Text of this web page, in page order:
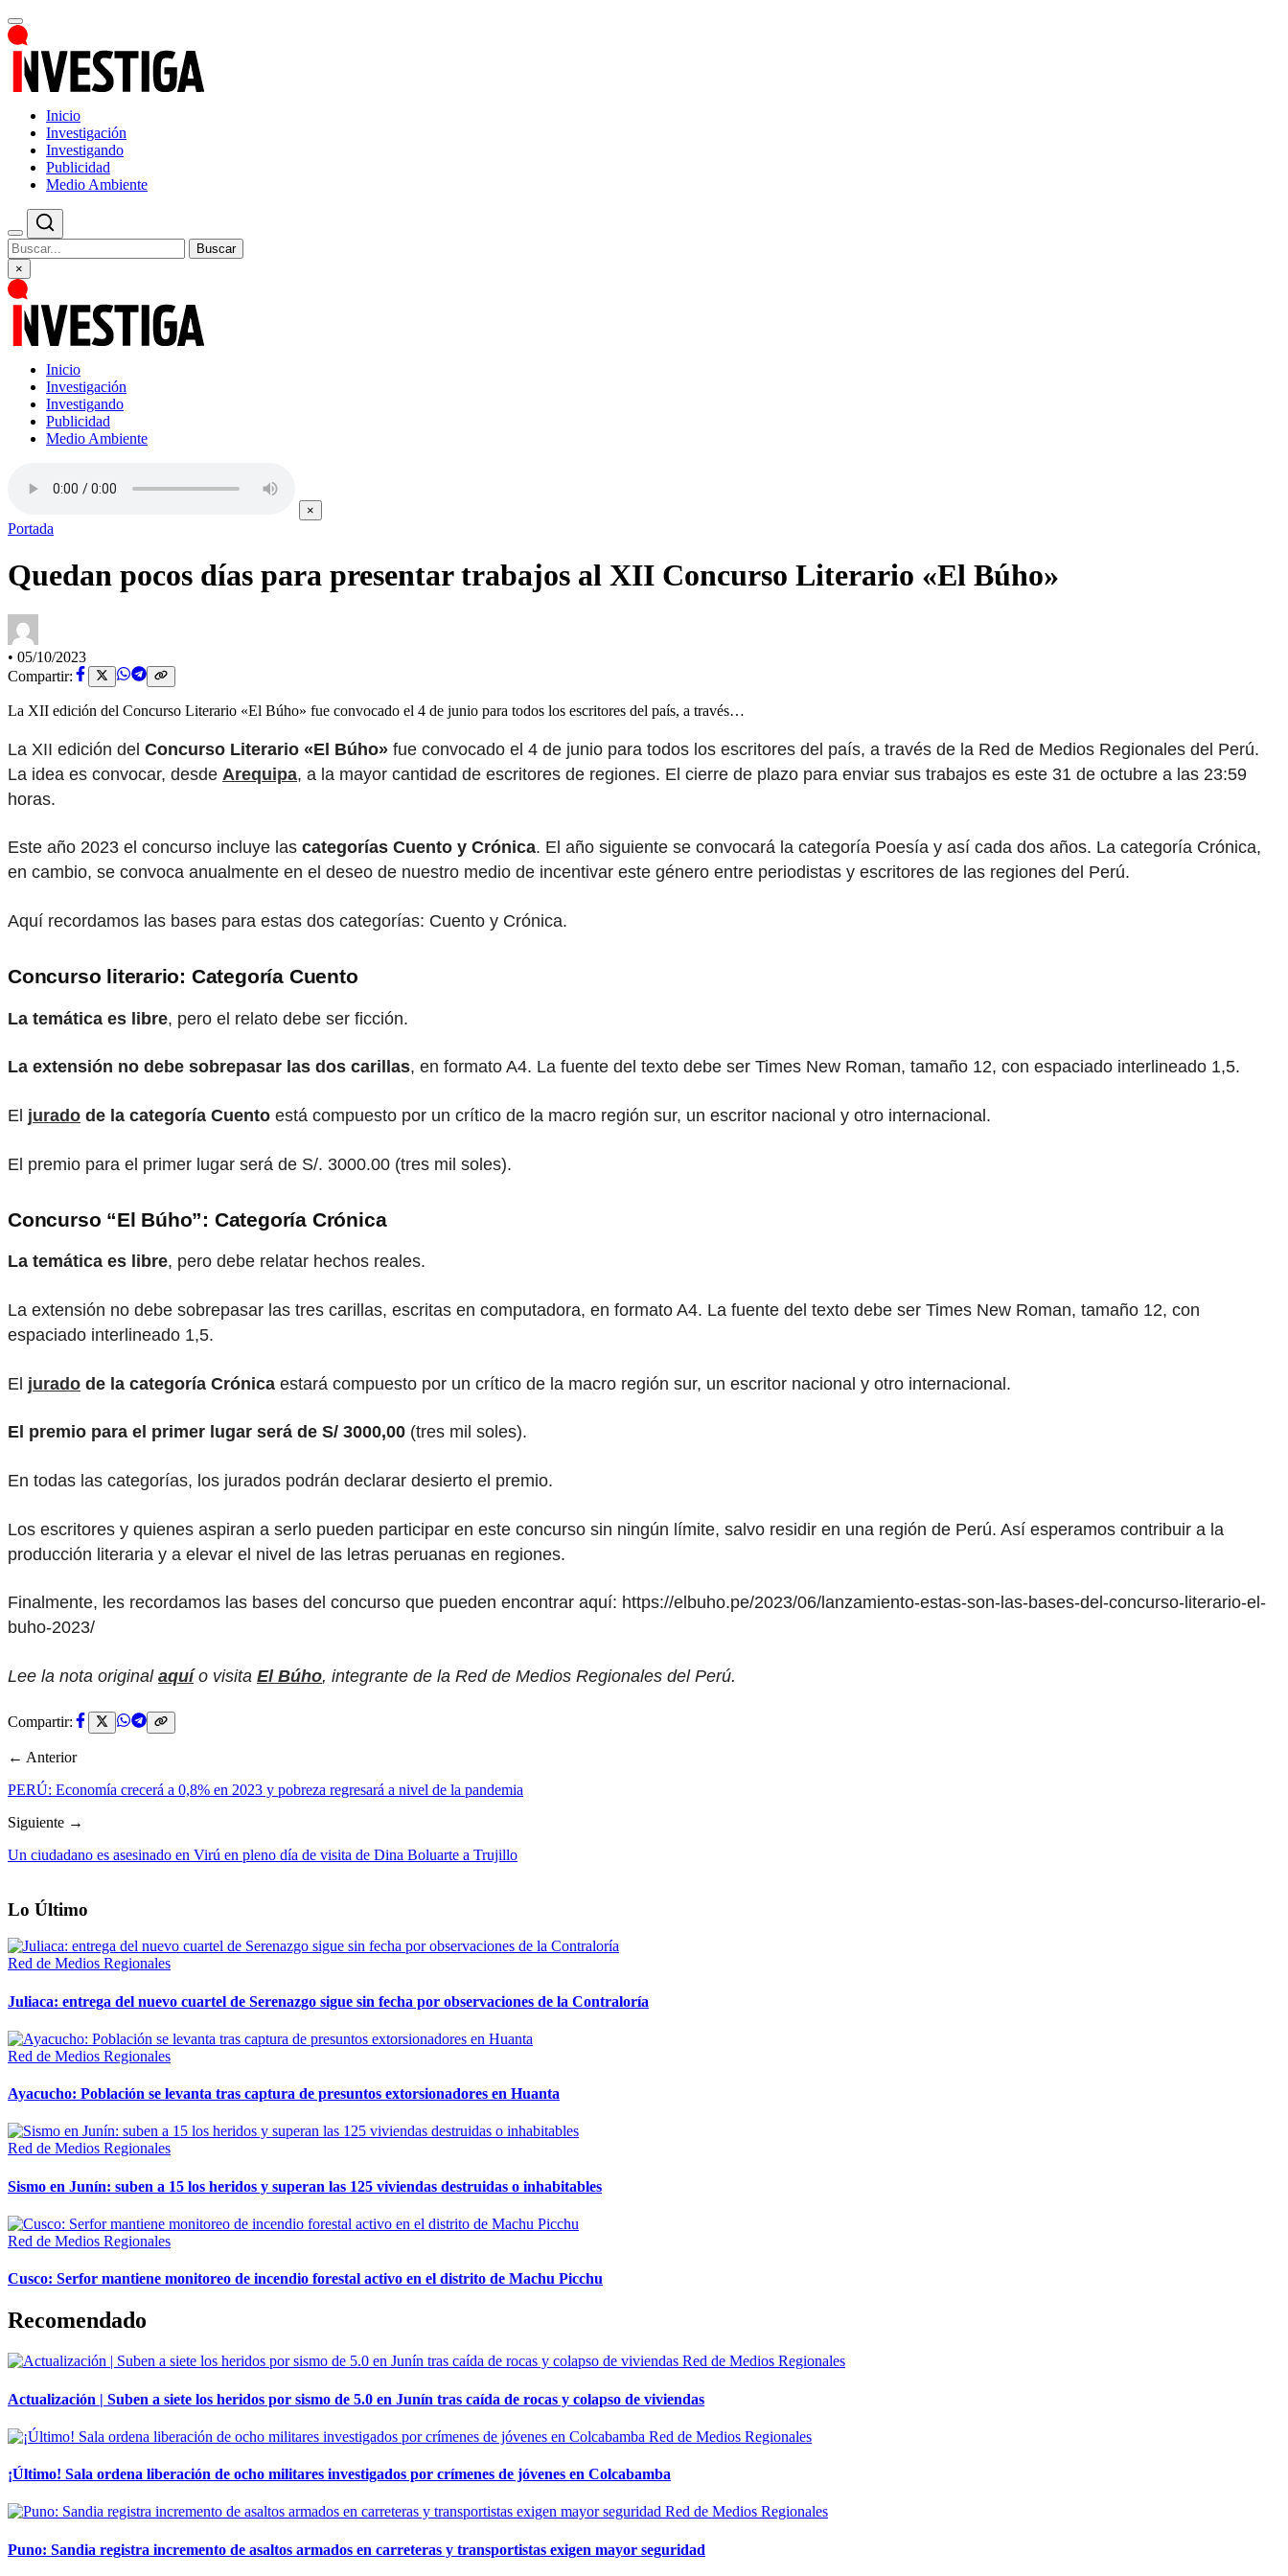
Inicio
Investigación
Investigando
Publicidad
Medio Ambiente
Buscar
×
Inicio
Investigación
Investigando
Publicidad
Medio Ambiente
×
Portada
Quedan pocos días para presentar trabajos al XII Concurso Literario «El Búho»
• 05/10/2023
Compartir:
La XII edición del Concurso Literario «El Búho» fue convocado el 4 de junio para todos los escritores del país, a través…
La XII edición del Concurso Literario «El Búho» fue convocado el 4 de junio para todos los escritores del país, a través de la Red de Medios Regionales del Perú.
La idea es convocar, desde Arequipa, a la mayor cantidad de escritores de regiones. El cierre de plazo para enviar sus trabajos es este 31 de octubre a las 23:59
horas.
Este año 2023 el concurso incluye las categorías Cuento y Crónica. El año siguiente se convocará la categoría Poesía y así cada dos años. La categoría Crónica,
en cambio, se convoca anualmente en el deseo de nuestro medio de incentivar este género entre periodistas y escritores de las regiones del Perú.
Aquí recordamos las bases para estas dos categorías: Cuento y Crónica.
Concurso literario: Categoría Cuento
La temática es libre, pero el relato debe ser ficción.
La extensión no debe sobrepasar las dos carillas, en formato A4. La fuente del texto debe ser Times New Roman, tamaño 12, con espaciado interlineado 1,5.
El jurado de la categoría Cuento está compuesto por un crítico de la macro región sur, un escritor nacional y otro internacional.
El premio para el primer lugar será de S/. 3000.00 (tres mil soles).
Concurso “El Búho”: Categoría Crónica
La temática es libre, pero debe relatar hechos reales.
La extensión no debe sobrepasar las tres carillas, escritas en computadora, en formato A4. La fuente del texto debe ser Times New Roman, tamaño 12, con
espaciado interlineado 1,5.
El jurado de la categoría Crónica estará compuesto por un crítico de la macro región sur, un escritor nacional y otro internacional.
El premio para el primer lugar será de S/ 3000,00 (tres mil soles).
En todas las categorías, los jurados podrán declarar desierto el premio.
Los escritores y quienes aspiran a serlo pueden participar en este concurso sin ningún límite, salvo residir en una región de Perú. Así esperamos contribuir a la
producción literaria y a elevar el nivel de las letras peruanas en regiones.
Finalmente, les recordamos las bases del concurso que pueden encontrar aquí: https://elbuho.pe/2023/06/lanzamiento-estas-son-las-bases-del-concurso-literario-el-
buho-2023/
Lee la nota original aquío visita El Búho, integrante de la Red de Medios Regionales del Perú.
Compartir:
← Anterior
PERÚ: Economía crecerá a 0,8% en 2023 y pobreza regresará a nivel de la pandemia
Siguiente →
Un ciudadano es asesinado en Virú en pleno día de visita de Dina Boluarte a Trujillo
Lo Último
Red de Medios Regionales
Juliaca: entrega del nuevo cuartel de Serenazgo sigue sin fecha por observaciones de la Contraloría
Red de Medios Regionales
Ayacucho: Población se levanta tras captura de presuntos extorsionadores en Huanta
Red de Medios Regionales
Sismo en Junín: suben a 15 los heridos y superan las 125 viviendas destruidas o inhabitables
Red de Medios Regionales
Cusco: Serfor mantiene monitoreo de incendio forestal activo en el distrito de Machu Picchu
Recomendado
Red de Medios Regionales
Actualización | Suben a siete los heridos por sismo de 5.0 en Junín tras caída de rocas y colapso de viviendas
Red de Medios Regionales
¡Último! Sala ordena liberación de ocho militares investigados por crímenes de jóvenes en Colcabamba
Red de Medios Regionales
Puno: Sandia registra incremento de asaltos armados en carreteras y transportistas exigen mayor seguridad